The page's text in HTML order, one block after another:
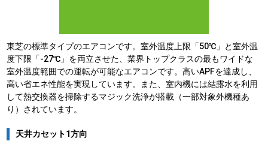
東芝の標準タイプのエアコンです。室外温度上限「50℃」と室外温
度下限「-27℃」を両立させた、業界トップクラスの最もワイドな
室外温度範囲での運転が可能なエアコンです。高いAPFを達成し、
高い省エネ性能を実現しています。また、室内機には結露水を利用
して熱交換器を掃除するマジック洗浄が搭載（一部対象外機種あ
り）されています。
天井カセット1方向